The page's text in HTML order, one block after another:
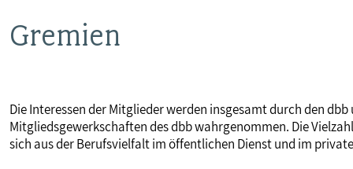
BEAMTINNEN & BEAMTE
POLITIK & POSITIONEN
Gremien
Die Interessen der Mitglieder werden insgesamt durch den
Mitgliedsgewerkschaften des dbb wahrgenommen. Die
sich aus der Berufsvielfalt im öffentlichen Dienst und im